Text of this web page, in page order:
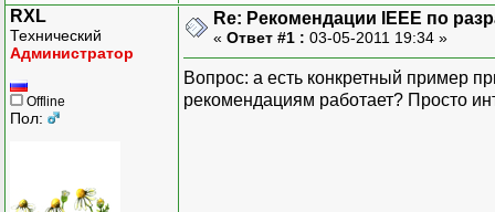
RXL
Технический
Администратор
Offline
Пол:
Re: Рекомендации IEEE по
« Ответ #1 : 03-05-2011 19:34 »
Вопрос: а есть конкретный пример
рекомендациям работает? Просто